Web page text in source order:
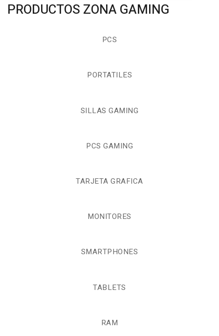
PRODUCTOS ZONA GAMING
PCS
PORTATILES
SILLAS GAMING
PCS GAMING
TARJETA GRAFICA
MONITORES
SMARTPHONES
TABLETS
RAM